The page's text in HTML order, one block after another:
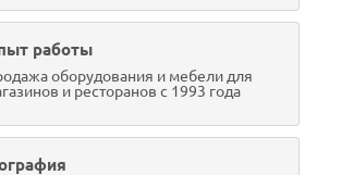
работы
оборудования и мебели для
и ресторанов с 1993 года